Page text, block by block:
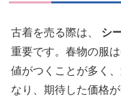
古着を売る際は、 シ
重要です。春物の服
値がつくことが多く
なり、期待した価格